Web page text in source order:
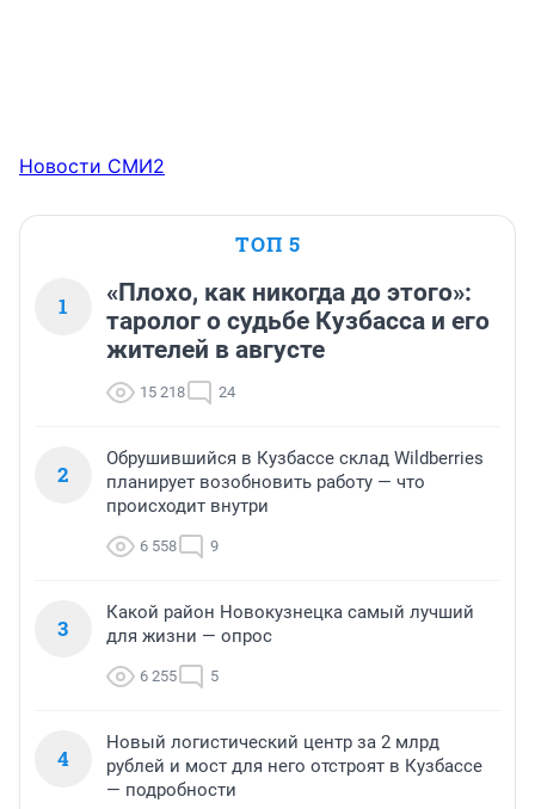
Новости СМИ2
ТОП 5
1
«Плохо, как никогда до этого»:
таролог о судьбе Кузбасса и его
жителей в августе
15 218 24
2
Обрушившийся в Кузбассе склад Wildberries
планирует возобновить работу — что
происходит внутри
6 558 9
3
Какой район Новокузнецка самый лучший
для жизни — опрос
6 255 5
4
Новый логистический центр за 2 млрд
рублей и мост для него отстроят в Кузбассе
— подробности